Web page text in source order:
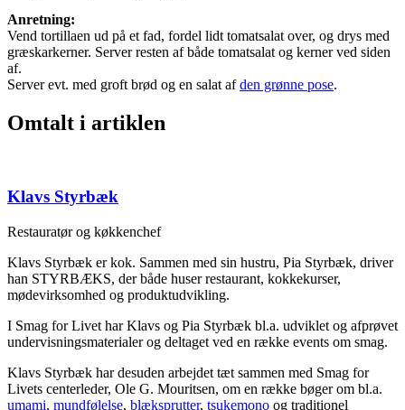
Anretning:
Vend tortillaen ud på et fad, fordel lidt tomatsalat over, og drys med
græskarkerner. Server resten af både tomatsalat og kerner ved siden
af.
Server evt. med groft brød og en salat afden grønne pose.
Omtalt i artiklen
Klavs Styrbæk
Restauratør og køkkenchef
Klavs Styrbæk er kok. Sammen med sin hustru, Pia Styrbæk, driver
han STYRBÆKS, der både huser restaurant, kokkekurser,
mødevirksomhed og produktudvikling.
I Smag for Livet har Klavs og Pia Styrbæk bl.a. udviklet og afprøvet
undervisningsmaterialer og deltaget ved en række events om smag.
Klavs Styrbæk har desuden arbejdet tæt sammen med Smag for
Livets centerleder, Ole G. Mouritsen, om en række bøger om bl.a.
umami, mundfølelse, blæksprutter, tsukemono og traditionel